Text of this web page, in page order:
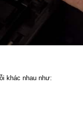
khác nhau như: